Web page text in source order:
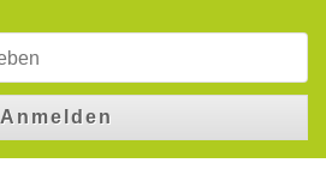
Anmelden